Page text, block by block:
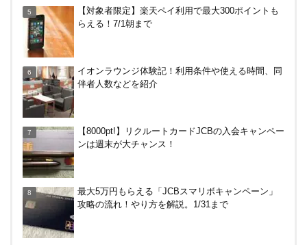
後の対応、仕上がり時間などまとめ
換する方法！重要注意点あり
い、パスワード変更不可の原因はコレでした。
トリ、ビックカメラなど。～7/31
【対象者限定】楽天ペイ利用で最大300ポイントも
らえる！7/1朝まで
イオンラウンジ体験記！利用条件や使える時間、同
伴者人数などを紹介
【8000pt!】リクルートカードJCBの入会キャンペー
ンは週末が大チャンス！
最大5万円もらえる「JCBスマリボキャンペーン」
攻略の流れ！やり方を解説。1/31まで